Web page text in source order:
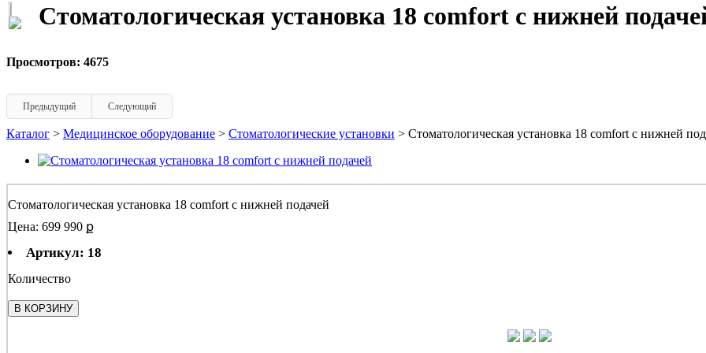
Стоматологическая установка 18 comfort с нижней
Просмотров: 4675
Предыдущий Следующий
Каталог > Медицинское оборудование > Стоматологические установки > Стоматологическая установка 18 comfort с нижней
Стоматологическая установка 18 comfort с нижней подачей
Цена: 699 990 ք
Артикул: 18
Количество
В КОРЗИНУ